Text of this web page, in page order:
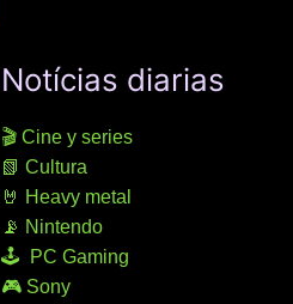
Notícias diarias
🎬 Cine y series
📗 Cultura
🤘 Heavy metal
📡 Nintendo
🕹 PC Gaming
🎮 Sony